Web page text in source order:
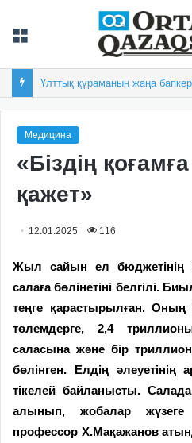
Ұлттық құраманың жаңа
Медицина
«Біздің
қажет»
12.01.2025 116
Жыл сайын ел бюджетінің
салаға бөлінетіні белгілі.
теңге қарастырылған. Оның
төлемдерге, 2,4
саласына және бір
бөлінген. Елдің әлеуетінің
тікелей байланысты.
алынып, жобалар жүзеге
профессор Х.Мақажанов